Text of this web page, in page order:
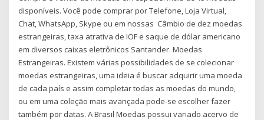
disponíveis. Você pode comprar por Telefone, Loja Virtual,
Chat, WhatsApp, Skype ou em nossas Câmbio de dez moedas
estrangeiras, taxa atrativa de IOF e saque de dólar americano
em diversos caixas eletrônicos Santander. Moedas
Estrangeiras. Existem várias possibilidades de se colecionar
moedas estrangeiras, uma ideia é buscar adquirir uma moeda
de cada país e assim completar todas as moedas do mundo,
ou em uma coleção mais avançada pode-se escolher fazer
também por datas. A Brasil Moedas possui variado acervo de